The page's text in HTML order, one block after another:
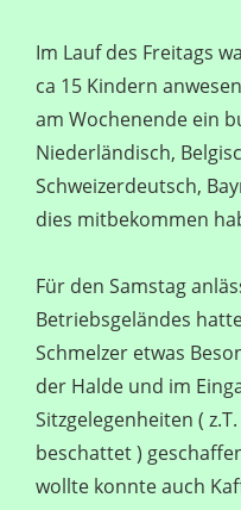
Im Lauf des Freitags
ca 15 Kindern
am Wochenende ein
Niederländisch,
Schweizerdeutsch,
dies mitbekommen
Für den Samstag
Betriebsgeländes
Schmelzer etwas
der Halde und im
Sitzgelegenheiten (
beschattet )
wollte konnte auch